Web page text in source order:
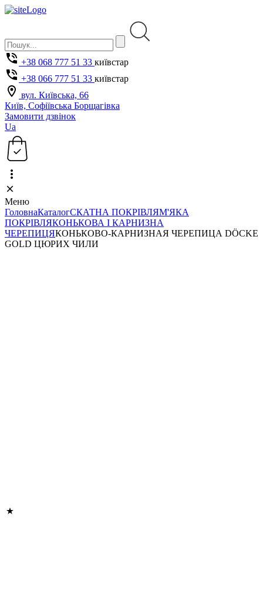
+38 068 777 51 33 київстар
+38 066 777 51 33 київстар
вул. Київська, 66
Київ, Софіївська Борщагівка
Замовити дзвінок
Ua
Меню
ГоловнаКаталогСКАТНА ПОКРІВЛЯМ'ЯКА
ПОКРІВЛЯКОНЬКОВА І КАРНИЗНА
ЧЕРЕПИЦЯКОНЬКОВО-КАРНИЗНАЯ ЧЕРЕПИЦА DÖCKE
GOLD ЦЮРИХ ЧИЛИ